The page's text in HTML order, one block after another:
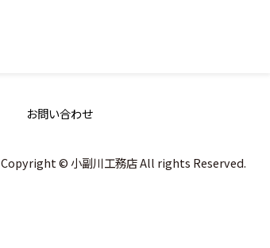
お問い合わせ
Copyright © 小副川工務店 All rights Reserved.